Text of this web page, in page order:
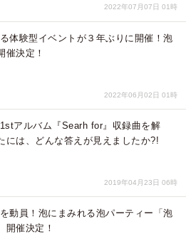
2022年07月07日 01時
体験型イベントが３年ぶりに開催！泡
催決定！
2022年06月02日 01時
アルバム『Searh for』収録曲を解
には、どんな答えが見えましたか?!
2019年04月23日 06時
動員！泡にまみれる泡パーティー「泡
開催決定！